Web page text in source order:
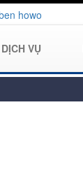
DỊCH VỤ